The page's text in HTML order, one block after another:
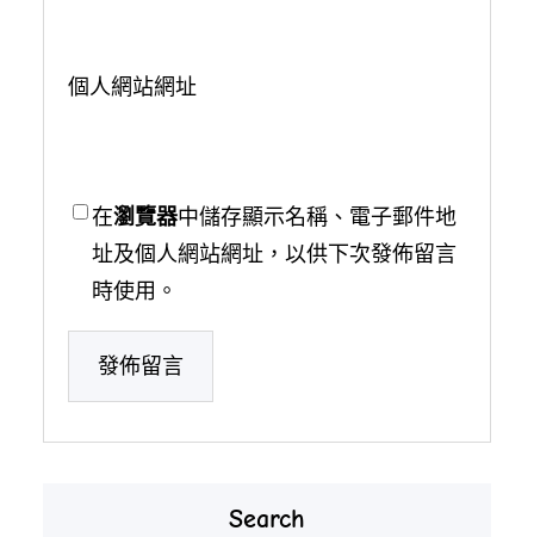
個人網站網址
在瀏覽器中儲存顯示名稱、電子郵件地
址及個人網站網址，以供下次發佈留言
時使用。
Search